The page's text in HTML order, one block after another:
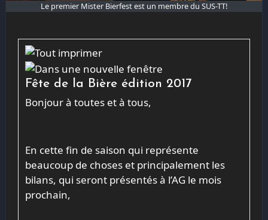
Le premier Mister Bierfest est un membre du SUS-TT!
Fête de la Bière édition 2017
Bonjour à toutes et à tous,
En cette fin de saison qui représente
beaucoup de choses et principalement les
bilans, qui seront présentés à l’AG le mois
prochain,